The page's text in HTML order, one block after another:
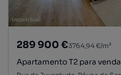
289 900 €3764,94 €/m²
Apartamento T2 para venda